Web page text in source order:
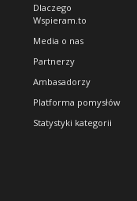
Dlaczego
Wspieram.to
Media o nas
Partnerzy
Ambasadorzy
Platforma pomysłów
Statystyki kategorii